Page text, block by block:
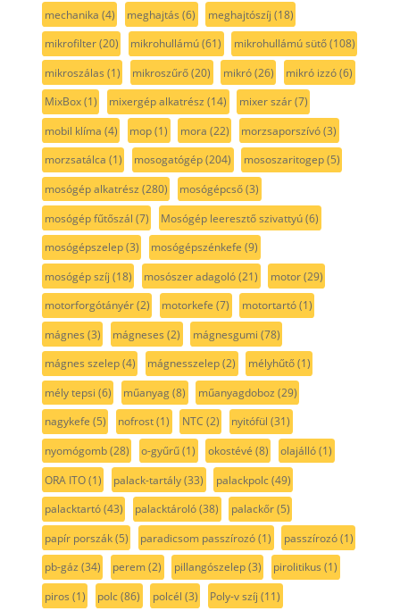
mechanika (4) meghajtás (6) meghajtószíj (18)
mikrofilter(20) mikrohullámú(61) mikrohullámú sütő(108)
mikroszálas (1) mikroszűrő(20) mikró(26) mikró izzó(6)
MixBox(1) mixergép alkatrész (14) mixer szár(7)
mobil klíma (4) mop(1) mora (22) morzsaporszívó(3)
morzsatálca (1) mosogatógép(204) mososzaritogep(5)
mosógép alkatrész (280) mosógépcső(3)
mosógép fűtőszál (7) Mosógép leeresztő szivattyú(6)
mosógépszelep(3) mosógépszénkefe (9)
mosógép szíj (18) mosószer adagoló(21) motor(29)
motorforgótányér(2) motorkefe (7) motortartó(1)
mágnes (3) mágneses (2) mágnesgumi (78)
mágnes szelep(4) mágnesszelep(2) mélyhűtő(1)
mély tepsi (6) műanyag(8) műanyagdoboz (29)
nagykefe (5) nofrost(1) NTC (2) nyitófül (31)
nyomógomb(28) o-gyűrű(1) okostévé (8) olajálló(1)
ORA ITO(1) palack-tartály(33) palackpolc(49)
palacktartó(43) palacktároló(38) palackőr(5)
papír porszák(5) paradicsom passzírozó(1) passzírozó(1)
pb-gáz (34) perem(2) pillangószelep(3) pirolitikus (1)
piros (1) polc(86) polcél (3) Poly-v szíj (11)